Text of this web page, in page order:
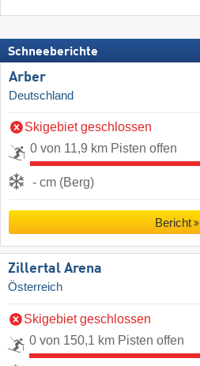
Schneeberichte
Arber
Deutschland
Skigebiet geschlossen
0 von 11,9 km Pisten offen
- cm (Berg)
Bericht
Zillertal Arena
Österreich
Skigebiet geschlossen
0 von 150,1 km Pisten offen